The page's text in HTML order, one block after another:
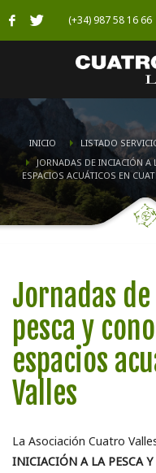
(+34) 987 58 16
INICIO LISTADO
JORNADAS DE INCIACIÓN
ESPACIOS ACUÁTICOS EN
Jornadas
pesca y
espacios
Valles
La Asociación Cuatro
INICIACIÓN A LA PESCA